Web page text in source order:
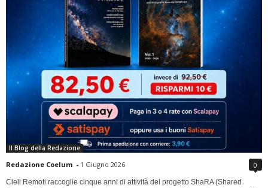
Il Blog della Redazione
Redazione Coelum - 1 Giugno 2026 0
Cieli Remoti raccoglie cinque anni di attività del progetto ShaRA (Shared